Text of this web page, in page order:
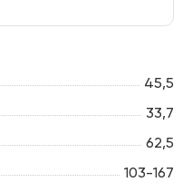
45,5
33,7
62,5
103-167